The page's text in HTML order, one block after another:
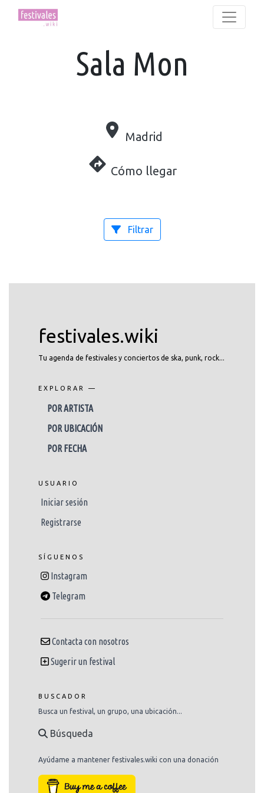
Sala Mon
Madrid
Cómo llegar
Filtrar
festivales.wiki
Tu agenda de festivales y conciertos de ska, punk, rock...
EXPLORAR —
POR ARTISTA
POR UBICACIÓN
POR FECHA
USUARIO
Iniciar sesión
Registrarse
SÍGUENOS
Instagram
Telegram
Contacta con nosotros
Sugerir un festival
BUSCADOR
Busca un festival, un grupo, una ubicación...
Búsqueda
Ayúdame a mantener festivales.wiki con una donación